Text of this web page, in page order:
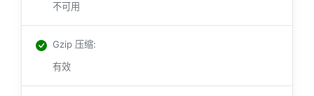
不可用
Gzip 压缩:
有效